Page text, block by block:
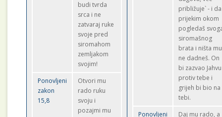
budi tvrda
srca i ne
zatvaraj ruke
svoje pred
siromahom
zemljakom
svojim!
Ponovljeni
zakon
15,8
Otvori mu
rado ruku
svoju i
pozajmi mu
približuje` - i da
prijekim okom
pogledaš
siromašnog
brata i ništa mu
ne dadneš. On
bi zazvao Jahvu
protiv tebe i
grijeh bi bio na
tebi.
Ponovljeni
Daj mu rado, a